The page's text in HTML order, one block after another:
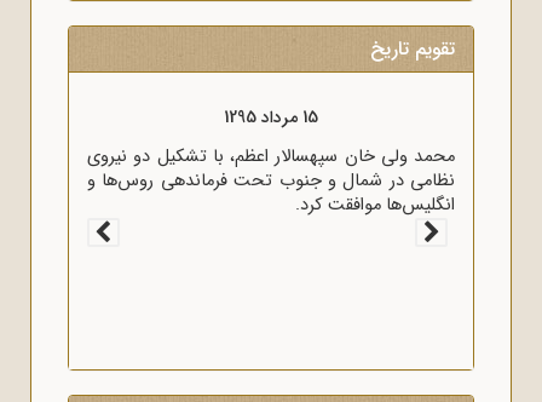
تقویم تاریخ
15 مرداد 1295
محمد ولی خان سپهسالار اعظم، با تشکیل دو نیروی
نظامی در شمال و جنوب تحت فرماندهی روس‌ها و
انگلیس‌ها موافقت کرد.